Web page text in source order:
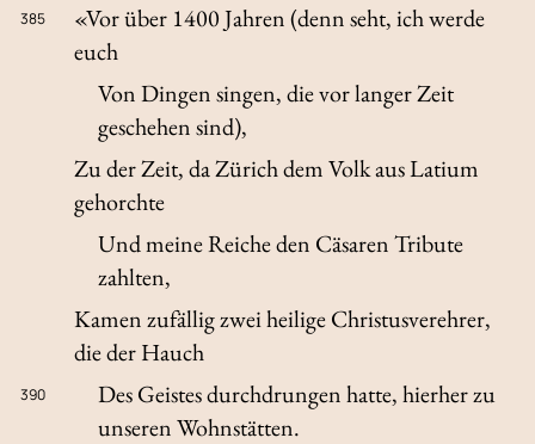
385
«Vor über 1400 Jahren (denn seht, ich werde
euch
Von Dingen singen, die vor langer Zeit
geschehen sind),
Zu der Zeit, da Zürich dem Volk aus Latium
gehorchte
Und meine Reiche den Cäsaren Tribute
zahlten,
Kamen zufällig zwei heilige Christusverehrer,
die der Hauch
390
Des Geistes durchdrungen hatte, hierher zu
unseren Wohnstätten.